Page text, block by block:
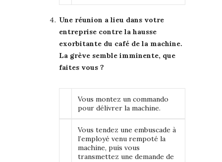
Une réunion a lieu dans votre
entreprise contre la hausse
exorbitante du café de la machine.
La grève semble imminente, que
faites vous ?
Vous montez un commando
pour délivrer la machine.
Vous tendez une embuscade à
l’employé venu rempoté la
machine, puis vous
transmettez une demande de